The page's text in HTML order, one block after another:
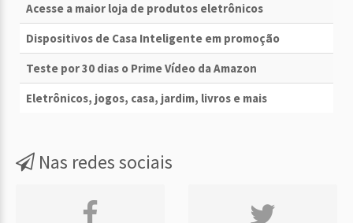
Acesse a maior loja de produtos eletrônicos
Dispositivos de Casa Inteligente em promoção
Teste por 30 dias o Prime Vídeo da Amazon
Eletrônicos, jogos, casa, jardim, livros e mais
Nas redes sociais